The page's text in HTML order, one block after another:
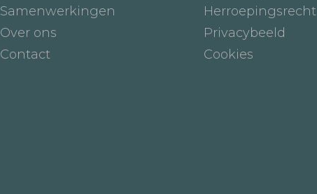
Samenwerkingen
Over ons
Contact
Herroepingsrecht
Privacybeeld
Cookies